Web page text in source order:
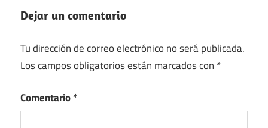
Dejar un comentario
Tu dirección de correo electrónico no será publicada.
Los campos obligatorios están marcados con *
Comentario*